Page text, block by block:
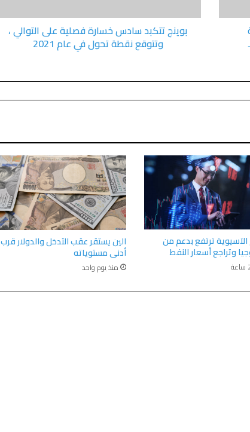
بوينج تتكبد سادس خسارة فصلية على التوالي ،
وتتوقع نقطة تحول في عام 2021
ترتفع بدعم من
وتراجع أسعار النفط
الين يستقر عقب التدخل والدولار قرب
أدنى مستوياته
منذ يوم واحد